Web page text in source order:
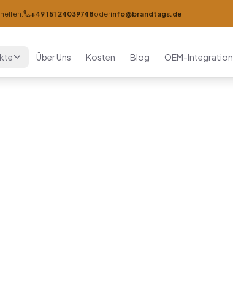
+49 151 24039748oderinfo@brandtags.de
Über Uns Kosten Blog OEM-Integration